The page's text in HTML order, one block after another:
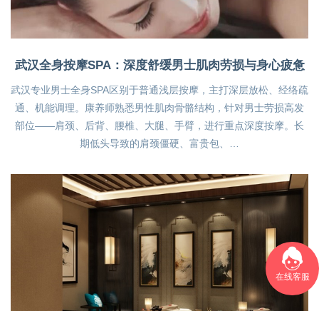
在线客服
武汉全身按摩SPA：深度舒缓男士肌肉劳损与身心疲惫
武汉专业男士全身SPA区别于普通浅层按摩，主打深层放松、经络疏
通、机能调理。康养师熟悉男性肌肉骨骼结构，针对男士劳损高发
部位——肩颈、后背、腰椎、大腿、手臂，进行重点深度按摩。长
期低头导致的肩颈僵硬、富贵包、…